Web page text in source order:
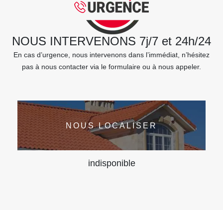
NOUS INTERVENONS 7j/7 et 24h/24
En cas d’urgence, nous intervenons dans l’immédiat, n’hésitez
pas à nous contacter via le formulaire ou à nous appeler.
NOUS LOCALISER
indisponible